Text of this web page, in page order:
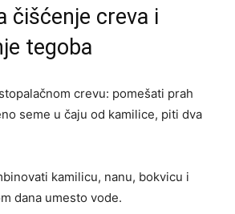
čišćenje creva i
tegoba
crevu: pomešati prah
seme u čaju od kamilice, piti dva
kamilicu, nanu, bokvicu i
dana umesto vode.